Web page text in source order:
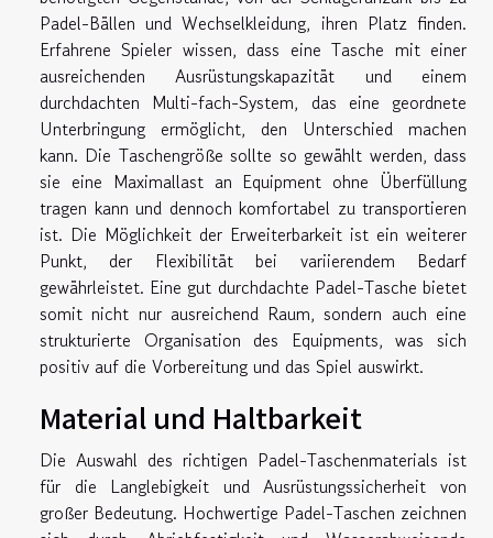
Padel-Bällen und Wechselkleidung, ihren Platz finden.
Erfahrene Spieler wissen, dass eine Tasche mit einer
ausreichenden Ausrüstungskapazität und einem
durchdachten Multi-fach-System, das eine geordnete
Unterbringung ermöglicht, den Unterschied machen
kann. Die Taschengröße sollte so gewählt werden, dass
sie eine Maximallast an Equipment ohne Überfüllung
tragen kann und dennoch komfortabel zu transportieren
ist. Die Möglichkeit der Erweiterbarkeit ist ein weiterer
Punkt, der Flexibilität bei variierendem Bedarf
gewährleistet. Eine gut durchdachte Padel-Tasche bietet
somit nicht nur ausreichend Raum, sondern auch eine
strukturierte Organisation des Equipments, was sich
positiv auf die Vorbereitung und das Spiel auswirkt.
Material und Haltbarkeit
Die Auswahl des richtigen Padel-Taschenmaterials ist
für die Langlebigkeit und Ausrüstungssicherheit von
großer Bedeutung. Hochwertige Padel-Taschen zeichnen